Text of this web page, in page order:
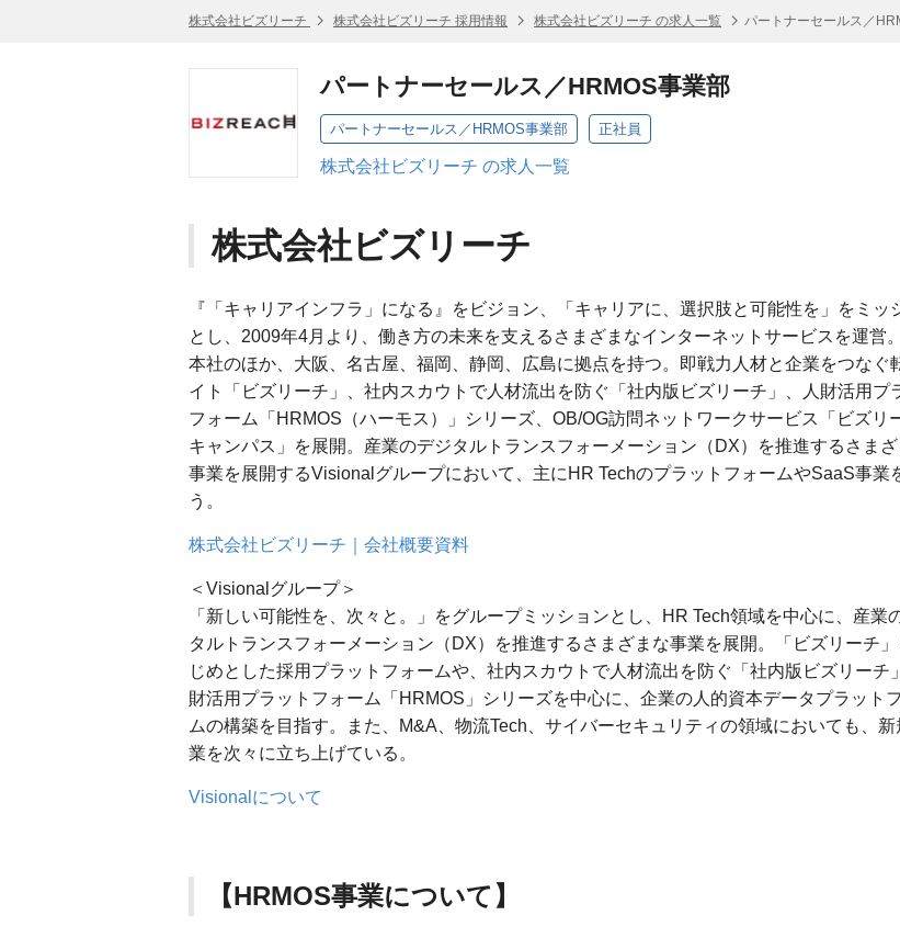
株式会社ビズリーチ 株式会社ビズリーチ 採用情報 株式会社ビズリーチ の求人一覧 パートナーセールス／
パートナーセールス／HRMOS事業部
パートナーセールス／HRMOS事業部 正社員
株式会社ビズリーチ の求人一覧
株式会社ビズリーチ
『「キャリアインフラ」になる』をビジョン、「キャリアに、選択肢と可能性を」をミッ
とし、2009年4月より、働き方の未来を支えるさまざまなインターネットサービスを運営
本社のほか、大阪、名古屋、福岡、静岡、広島に拠点を持つ。即戦力人材と企業をつなぐ
イト「ビズリーチ」、社内スカウトで人材流出を防ぐ「社内版ビズリーチ」、人財活用プ
フォーム「HRMOS（ハーモス）」シリーズ、OB/OG訪問ネットワークサービス「ビズリ
キャンパス」を展開。産業のデジタルトランスフォーメーション（DX）を推進するさま
事業を展開するVisionalグループにおいて、主にHR TechのプラットフォームやSaaS事業
う。
株式会社ビズリーチ｜会社概要資料
＜Visionalグループ＞
「新しい可能性を、次々と。」をグループミッションとし、HR Tech領域を中心に、産業
タルトランスフォーメーション（DX）を推進するさまざまな事業を展開。「ビズリーチ
じめとした採用プラットフォームや、社内スカウトで人材流出を防ぐ「社内版ビズリーチ
財活用プラットフォーム「HRMOS」シリーズを中心に、企業の人的資本データプラット
ムの構築を目指す。また、M&A、物流Tech、サイバーセキュリティの領域においても、新
業を次々に立ち上げている。
Visionalについて
【HRMOS事業について】